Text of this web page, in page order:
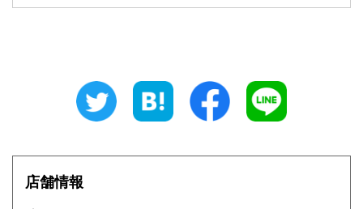
320円 福井県
320円 長野県
岐阜県 320円 静岡県 320円
愛知県
店舗情報